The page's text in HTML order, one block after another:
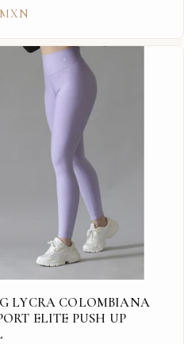
LYCRA COLOMBIANA
ELITE PUSH UP